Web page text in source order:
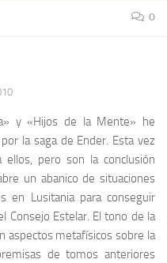
0
y «Hijos de la Mente» he
la saga de Ender. Esta vez
pero son la conclusión
un abanico de situaciones
en Lusitania para conseguir
Consejo Estelar. El tono de la
aspectos metafísicos sobre la
de tomos anteriores